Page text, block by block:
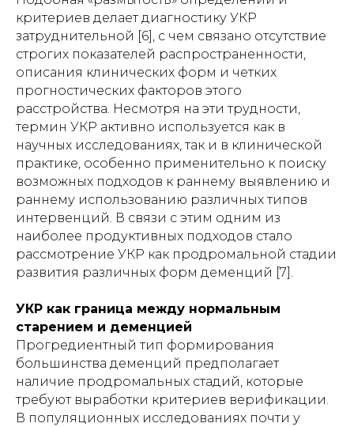
критериев делает диагностику УКР
затруднительной [6], с чем связано отсутствие
строгих показателей распространенности,
описания клинических форм и четких
прогностических факторов этого
расстройства. Несмотря на эти трудности,
термин УКР активно используется как в
научных исследованиях, так и в клинической
практике, особенно применительно к поиску
возможных подходов к раннему выявлению и
раннему использованию различных типов
интервенций. В связи с этим одним из
наиболее продуктивных подходов стало
рассмотрение УКР как продромальной стадии
развития различных форм деменций [7].
УКР как граница между нормальным
старением и деменцией
Прогредиентный тип формирования
большинства деменций предполагает
наличие продромальных стадий, которые
требуют выработки критериев верификации.
В популяционных исследованиях почти у